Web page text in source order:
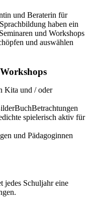
und Beraterin für
haben ein
und Workshops
und auswählen
Kita und / oder
spielerisch aktiv für
und Pädagoginnen
jedes Schuljahr eine